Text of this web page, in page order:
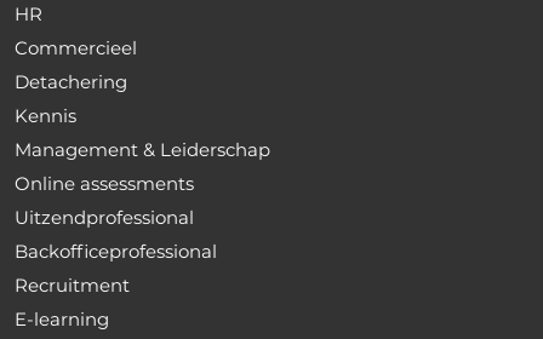
HR
Commercieel
Detachering
Kennis
Management & Leiderschap
Online assessments
Uitzendprofessional
Backofficeprofessional
Recruitment
E-learning